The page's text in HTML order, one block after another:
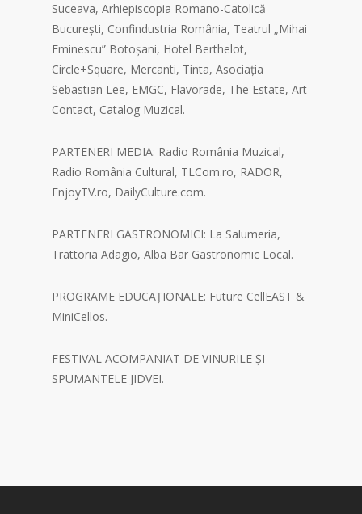
Suceava, Arhiepiscopia Romano-Catolică
București, Confindustria România, Teatrul „Mihai
Eminescu” Botoșani, Hotel Berthelot,
Circle+Square, Mercanti, Tinta, Asociația
Sebastian Lee, EMGC, Flavorade, The Estate, Art
Contact, Catalog Muzical.
PARTENERI MEDIA: Radio România Muzical,
Radio România Cultural, TLCom.ro, RADOR,
EnjoyTV.ro, DailyCulture.com.
PARTENERI GASTRONOMICI: La Salumeria,
Trattoria Adagio, Alba Bar Gastronomic Local.
PROGRAME EDUCAȚIONALE: Future CellEAST &
MiniCellos.
FESTIVAL ACOMPANIAT DE VINURILE ȘI
SPUMANTELE JIDVEI.